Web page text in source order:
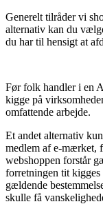
Generelt tilråder vi
alternativ kan du
du har til hensigt at
Før folk handler i en
kigge på
omfattende arbejde.
Et andet alternativ
medlem af e-mærket,
webshoppen forstår
forretningen tit
gældende
skulle få